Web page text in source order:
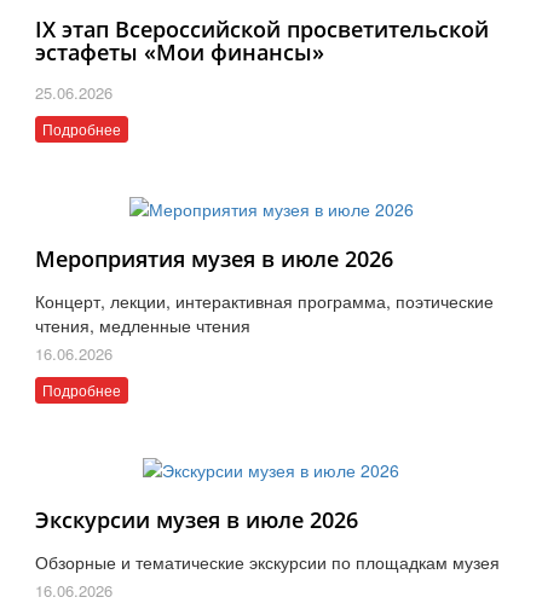
IX этап Всероссийской просветительской
эстафеты «Мои финансы»
25.06.2026
Подробнее
Мероприятия музея в июле 2026
Концерт, лекции, интерактивная программа, поэтические
чтения, медленные чтения
16.06.2026
Подробнее
Экскурсии музея в июле 2026
Обзорные и тематические экскурсии по площадкам музея
16.06.2026